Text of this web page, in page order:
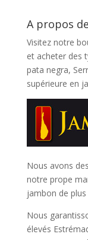
A propos
Visitez notre
et acheter des
pata negra,
supérieure en
Nous avons
notre prope
jambon de plus
Nous
élevés